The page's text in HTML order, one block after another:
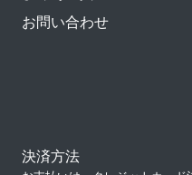
お問い合わせ
決済方法